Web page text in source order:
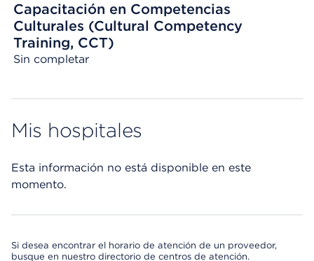
Capacitación en Competencias
Culturales (Cultural Competency
Training, CCT)
Sin completar
Mis hospitales
Esta información no está disponible en este
momento.
Si desea encontrar el horario de atención de un proveedor,
busque en nuestro directorio de centros de atención.